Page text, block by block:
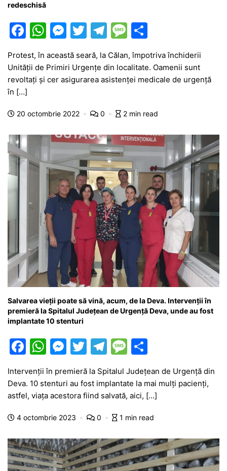
redeschisă
F
c
e
b
o
k
W
at
s
p
M
s
s
n
er
T
itt
er
T
e
gr
m
M
e
s
s
g
ar
ta
je
z
Protest, în această seară, la Călan, împotriva închiderii
Unității de Primiri Urgențe din localitate. Oamenii sunt
revoltați și cer asigurarea asistenței medicale de urgență
în […]
20 octombrie 2022 0 2 min read
Salvarea vieții poate să vină, acum, de la Deva. Intervenții în
premieră la Spitalul Județean de Urgență Deva, unde au fost
implantate 10 stenturi
F
c
e
b
o
k
W
h
at
s
A
p
M
e
s
s
e
g
er
T
itt
er
T
el
e
gr
a
m
M
s
s
a
e
ta
je
a
ă
Intervenții în premieră la Spitalul Județean de Urgență din
Deva. 10 stenturi au fost implantate la mai mulți pacienți,
astfel, viața acestora fiind salvată, aici, […]
4 octombrie 2023 0 1 min read